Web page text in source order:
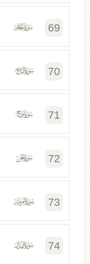
69
70
71
72
73
74